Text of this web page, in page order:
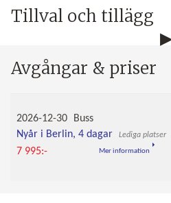
Tillval och tillägg
Avgångar & priser
2026-12-30
Buss
Nyår i Berlin, 4 dagar
7 995:- Mer information